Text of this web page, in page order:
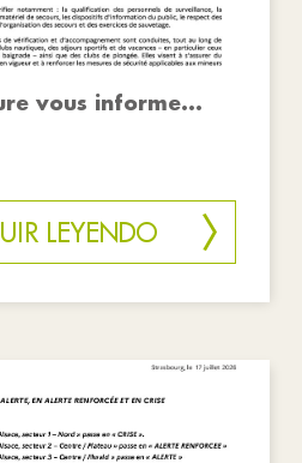
vous informe...
LEYENDO